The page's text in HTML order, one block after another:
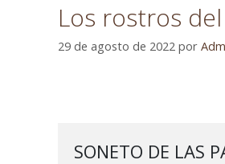
Los rostros
29 de agosto de 2022 por
SONETO DE LAS